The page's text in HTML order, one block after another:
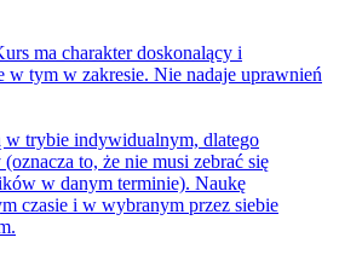
ma charakter doskonalący i
w tym w zakresie. Nie nadaje uprawnień
w trybie indywidualnym, dlatego
to, że nie musi zebrać się
w danym terminie). Naukę
czasie i w wybranym przez siebie